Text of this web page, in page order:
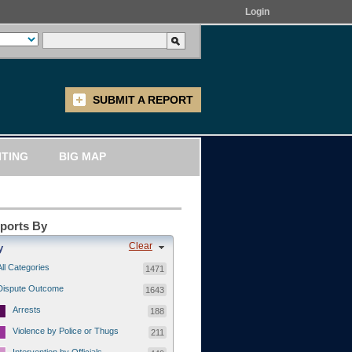
Login
SUBMIT A REPORT
BIG MAP
By
Clear
Categories 1471
Outcome 1643
Arrests 188
Violence by Police or Thugs 211